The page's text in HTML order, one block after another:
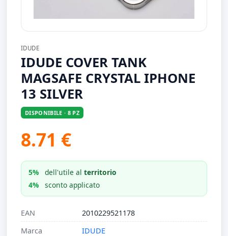
IDUDE
IDUDE COVER TANK
MAGSAFE CRYSTAL IPHONE
13 SILVER
DISPONIBILE · 8 PZ
8.71 €
5% dell'utile alterritorio
4%
sconto applicato
EAN
2010229521178
Marca
IDUDE